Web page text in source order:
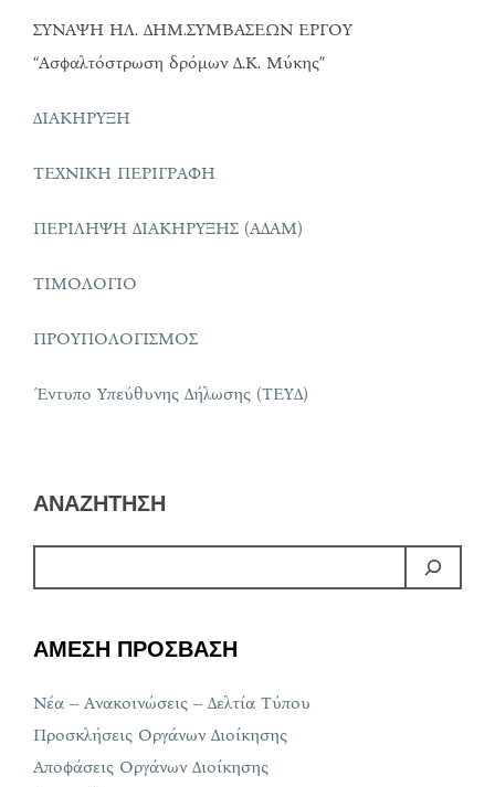
ΣΥΝΑΨΗ ΗΛ. ΔΗΜ.ΣΥΜΒΑΣΕΩΝ ΕΡΓΟΥ
“Ασφαλτόστρωση δρόμων Δ.Κ. Μύκης”
ΔΙΑΚΗΡΥΞΗ
ΤΕΧΝΙΚΗ ΠΕΡΙΓΡΑΦΗ
ΠΕΡΙΛΗΨΗ ΔΙΑΚΗΡΥΞΗΣ (ΑΔΑΜ)
ΤΙΜΟΛΟΓΙΟ
ΠΡΟΥΠΟΛΟΓΙΣΜΟΣ
Έντυπο Υπεύθυνης Δήλωσης (ΤΕΥΔ)
ΑΝΑΖΗΤΗΣΗ
ΑΜΕΣΗ ΠΡΟΣΒΑΣΗ
Νέα – Ανακοινώσεις – Δελτία Τύπου
Προσκλήσεις Οργάνων Διοίκησης
Αποφάσεις Οργάνων Διοίκησης